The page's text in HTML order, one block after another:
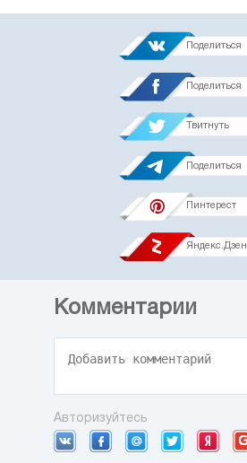
Поделиться
Поделиться
Твитнуть
Поделиться
Пинтерест
Яндекс.Дзен
Комментарии
Авторизуйтесь